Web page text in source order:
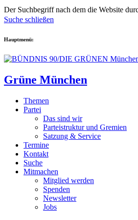
Der Suchbegriff nach dem die Website
Suche schließen
Hauptmenü:
Grüne München
Themen
Partei
Das sind wir
Parteistruktur und Gremien
Satzung & Service
Termine
Kontakt
Suche
Mitmachen
Mitglied werden
Spenden
Newsletter
Jobs